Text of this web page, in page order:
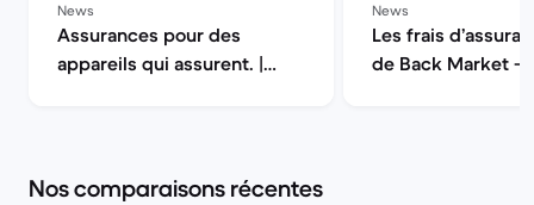
News
Assurances pour des
appareils qui assurent. |
News
Les frais
de Back Market
Nos comparaisons récentes